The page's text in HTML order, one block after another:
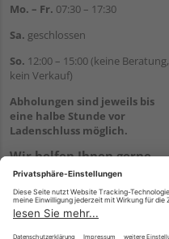
Mo. – Fr. 07:30 – 17:30
Sa. geschlossen
So. 12:00 – 15:00 (keine Beratung,
kein Verkauf)
Abholungen sind jeweils bis
eine halbe Stunde vor
Ladenschluss möglich.
Wir helfen Ihnen gerne
weiter
Tel.:+49 2151 8787-70
E-Mail:onlineshop@holz-
roeren.de